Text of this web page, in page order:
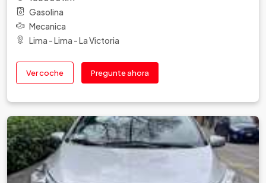
Gasolina
Mecanica
Lima - Lima - La Victoria
Ver coche Pregunte ahora